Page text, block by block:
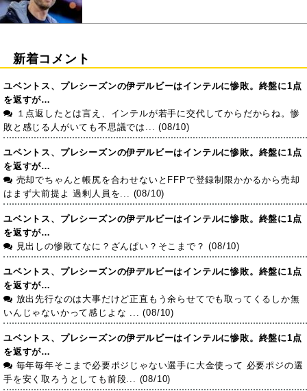
新着コメント
ユベントス、プレシーズンの伊デルビーはインテルに惨敗。終盤に1点
を返すが…
１点返したとは言え、インテルが若手に交代してからだからね。惨
敗と感じる人がいても不思議では... (08/10)
ユベントス、プレシーズンの伊デルビーはインテルに惨敗。終盤に1点
を返すが…
売却でちゃんと帳尻を合わせないとFFPで登録制限かかるから売却
はまず大前提よ 過剰人員を... (08/10)
ユベントス、プレシーズンの伊デルビーはインテルに惨敗。終盤に1点
を返すが…
見出しの惨敗てなに？ざんぱい？そこまで？ (08/10)
ユベントス、プレシーズンの伊デルビーはインテルに惨敗。終盤に1点
を返すが…
放出先行なのは大事だけど正直もう余らせてでも取ってくるしか無
いんじゃないかって感じよな ... (08/10)
ユベントス、プレシーズンの伊デルビーはインテルに惨敗。終盤に1点
を返すが…
毎年毎年そこまで必要ポジじゃない選手に大金使って 必要ポジの選
手を安く取ろうとしても前段... (08/10)